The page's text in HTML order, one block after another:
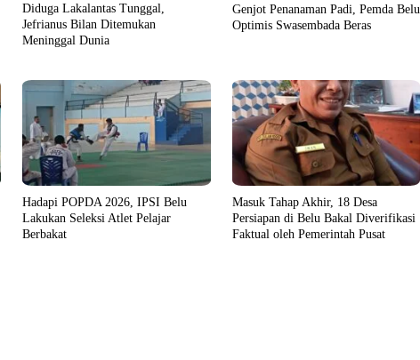
Diduga Lakalantas Tunggal,
Jefrianus Bilan Ditemukan
Meninggal Dunia
Genjot Penanaman Padi, Pemda Belu
Optimis Swasembada Beras
Hadapi POPDA 2026, IPSI Belu
Lakukan Seleksi Atlet Pelajar
Berbakat
Masuk Tahap Akhir, 18 Desa
Persiapan di Belu Bakal Diverifikasi
Faktual oleh Pemerintah Pusat